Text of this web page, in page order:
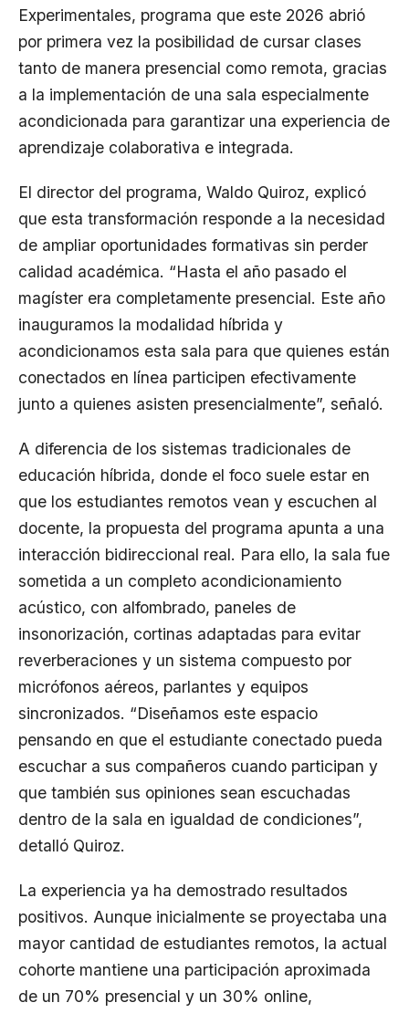
Experimentales, programa que este 2026 abrió
por primera vez la posibilidad de cursar clases
tanto de manera presencial como remota, gracias
a la implementación de una sala especialmente
acondicionada para garantizar una experiencia de
aprendizaje colaborativa e integrada.
El director del programa, Waldo Quiroz, explicó
que esta transformación responde a la necesidad
de ampliar oportunidades formativas sin perder
calidad académica. “Hasta el año pasado el
magíster era completamente presencial. Este año
inauguramos la modalidad híbrida y
acondicionamos esta sala para que quienes están
conectados en línea participen efectivamente
junto a quienes asisten presencialmente”, señaló.
A diferencia de los sistemas tradicionales de
educación híbrida, donde el foco suele estar en
que los estudiantes remotos vean y escuchen al
docente, la propuesta del programa apunta a una
interacción bidireccional real. Para ello, la sala fue
sometida a un completo acondicionamiento
acústico, con alfombrado, paneles de
insonorización, cortinas adaptadas para evitar
reverberaciones y un sistema compuesto por
micrófonos aéreos, parlantes y equipos
sincronizados. “Diseñamos este espacio
pensando en que el estudiante conectado pueda
escuchar a sus compañeros cuando participan y
que también sus opiniones sean escuchadas
dentro de la sala en igualdad de condiciones”,
detalló Quiroz.
La experiencia ya ha demostrado resultados
positivos. Aunque inicialmente se proyectaba una
mayor cantidad de estudiantes remotos, la actual
cohorte mantiene una participación aproximada
de un 70% presencial y un 30% online,